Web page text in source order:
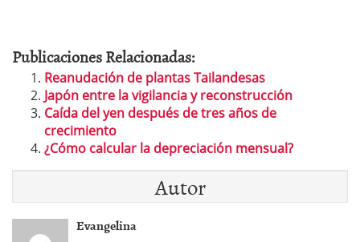
Publicaciones Relacionadas:
Reanudación de plantas Tailandesas
Japón entre la vigilancia y reconstrucción
Caída del yen después de tres años de
crecimiento
¿Cómo calcular la depreciación mensual?
Autor
Evangelina